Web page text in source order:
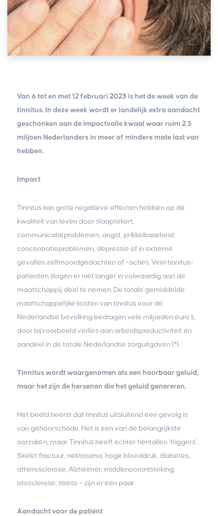
Van 6 tot en met 12 februari 2023 is het de week van de
tinnitus. In deze week wordt er landelijk extra aandacht
geschonken aan de impactvolle kwaal waar ruim 2.5
miljoen Nederlanders in meer of mindere mate last van
hebben.
Impact
Tinnitus kan grote negatieve effecten hebben op de
kwaliteit van leven door slaaptekort,
communicatieproblemen, angst, prikkelbaarheid,
concentratieproblemen, depressie of in extreme
gevallen zelfmoordgedachten of -acties. Veel tinnitus-
patiënten slagen er niet langer in volwaardig aan de
maatschappij deel te nemen. De totale gemiddelde
maatschappelijke kosten van tinnitus voor de
Nederlandse bevolking bedragen vele miljarden euro’s,
door bijvoorbeeld verlies aan arbeidsproductiviteit en
aandeel in de totale Nederlandse zorguitgaven (*).
Tinnitus wordt waargenomen als een hoorbaar geluid,
maar het zijn de hersenen die het geluid genereren.
Het beeld heerst dat tinnitus uitsluitend een gevolg is
van gehoorschade. Het is een van de belangrijkste
oorzaken, maar Tinnitus heeft echter tientallen ‘triggers’.
Skelet fractuur, nektrauma, hoge bloeddruk, diabetes,
atherosclerose, Alzheimer, middenoorontsteking,
otosclerose, stress – zijn er een paar.
Aandacht voor de patiënt